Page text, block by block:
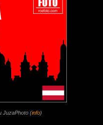
JuzaPhoto (info)